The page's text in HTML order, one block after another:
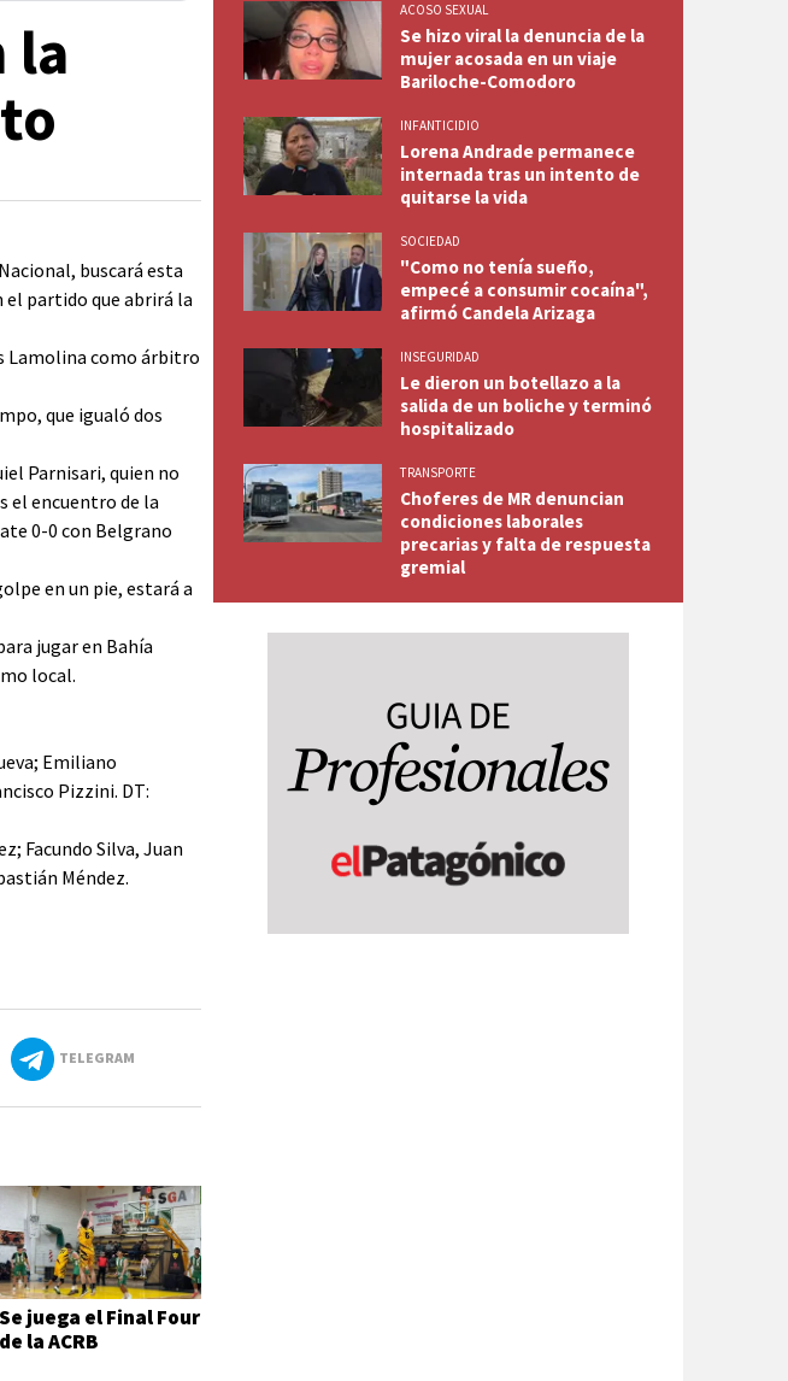
la
buscará esta
el partido que abrirá la
Lamolina como árbitro
que igualó dos
Parnisari, quien no
el encuentro de la
0-0 con Belgrano
en un pie, estará a
jugar en Bahía
local.
Emiliano
Pizzini. DT:
Facundo Silva, Juan
Méndez.
TELEGRAM
Se juega el Final Four
de la ACRB
ACOSO SEXUAL
Se hizo viral la denuncia de la
mujer acosada en un viaje
Bariloche-Comodoro
INFANTICIDIO
Lorena Andrade permanece
internada tras un intento de
quitarse la vida
SOCIEDAD
"Como no tenía sueño,
empecé a consumir cocaína",
afirmó Candela Arizaga
INSEGURIDAD
Le dieron un botellazo a la
salida de un boliche y terminó
hospitalizado
TRANSPORTE
Choferes de MR denuncian
condiciones laborales
precarias y falta de respuesta
gremial